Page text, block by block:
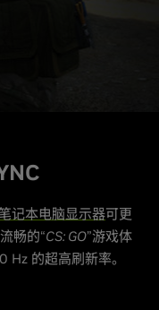
记本电脑显示器可更
畅的“CS: GO”游戏体
的超高刷新率。